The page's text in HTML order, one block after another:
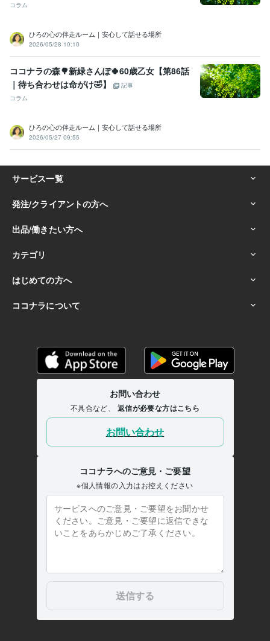
コラム
ひろの心の伴走ルーム｜安心して話せる場所
2026/05/28 10:10
ココナラの森🌳新緑さんぽ🍀60歳乙女【第86話
｜待ち合わせは命がけ🤣】
記事
コラム
ひろの心の伴走ルーム｜安心して話せる場所
2026/05/27 09:55